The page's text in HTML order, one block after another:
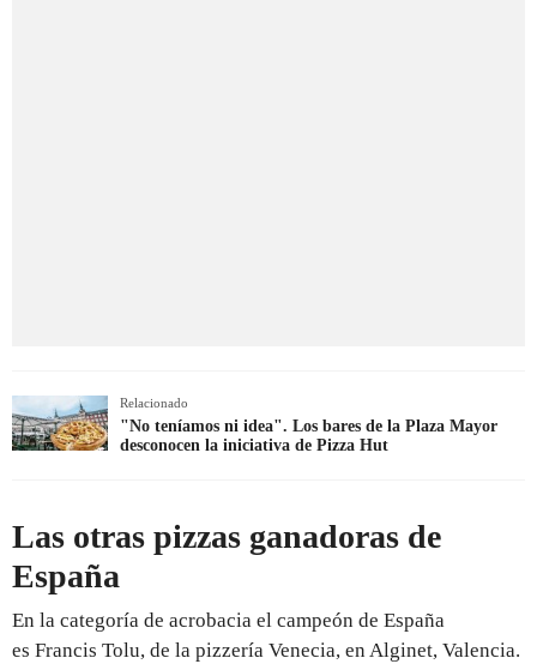
Relacionado
"No teníamos ni idea". Los bares de la Plaza Mayor
desconocen la iniciativa de Pizza Hut
Las otras pizzas ganadoras de
España
En la categoría de acrobacia el campeón de España
es Francis Tolu, de la pizzería Venecia, en Alginet, Valencia.